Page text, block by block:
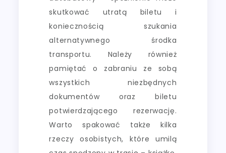
skutkować utratą biletu i
koniecznością szukania
alternatywnego środka
transportu. Należy również
pamiętać o zabraniu ze sobą
wszystkich niezbędnych
dokumentów oraz biletu
potwierdzającego rezerwację.
Warto spakować także kilka
rzeczy osobistych, które umilą